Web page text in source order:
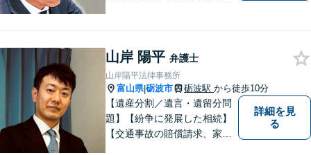
ださい。
山岸 陽平 弁護士
山岸陽平法律事務所
富山県|砺波市 砺波駅 から徒歩10分
【遺産分割／遺言・遺留分問
題】【紛争に発展した相続】
【交通事故の賠償請求、家族
詳細を見
る